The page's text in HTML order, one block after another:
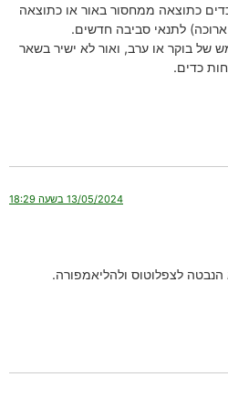
כתוצאה ממחסור באור או כתוצאה
לתנאי סביבה חדשים.
של בוקר או ערב, ואור לא ישיר בשאר
כדים.
13/05/2024 בשעה 18:29
הנבטה לצפלוטוס ולהליאמפורה.